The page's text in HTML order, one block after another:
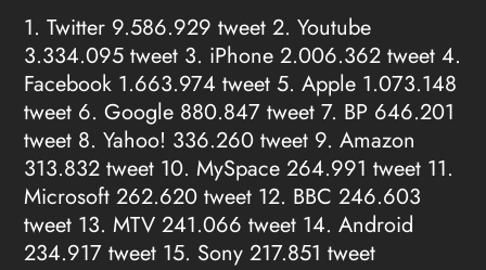
1. Twitter 9.586.929 tweet 2. Youtube
3.334.095 tweet 3. iPhone 2.006.362 tweet 4.
Facebook 1.663.974 tweet 5. Apple 1.073.148
tweet 6. Google 880.847 tweet 7. BP 646.201
tweet 8. Yahoo! 336.260 tweet 9. Amazon
313.832 tweet 10. MySpace 264.991 tweet 11.
Microsoft 262.620 tweet 12. BBC 246.603
tweet 13. MTV 241.066 tweet 14. Android
234.917 tweet 15. Sony 217.851 tweet